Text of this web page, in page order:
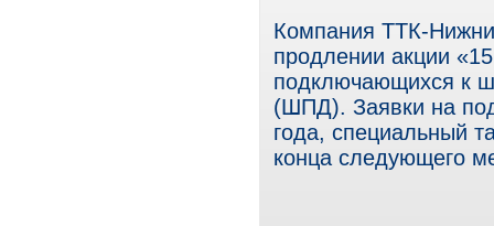
Компания ТТК-
продлении акции
подключающихся к
(ШПД). Заявки на
года, специальный
конца следующего